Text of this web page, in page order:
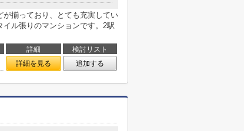
揃っており、とても充実してい
ル張りのマンションです。2駅
詳細
検討リスト
詳細を見る 追加する